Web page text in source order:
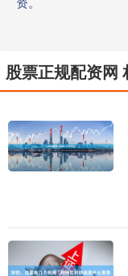
股票正规配资网